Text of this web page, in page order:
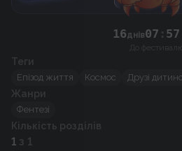
16днів07 : 57
До фестивалю
Теги
Епізод життя Космос Друзі
Жанри
Фентезі
Кількість розділів
1 з 1